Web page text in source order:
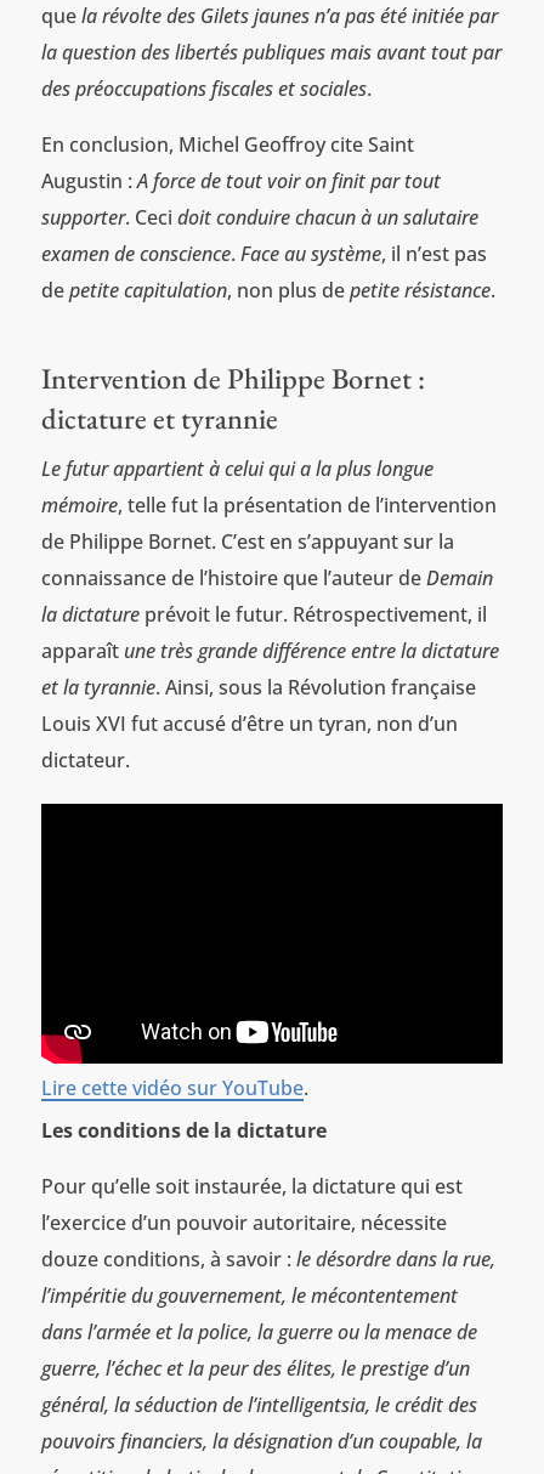
quela révolte des Gilets jaunes n’a pas été initiée par
la question des libertés publiques mais avant tout par
des préoccupations fiscales et sociales.
En conclusion, Michel Geoffroy cite Saint
Augustin :A force de tout voir on finit par tout
supporter. Ceci doit conduire chacun à un salutaire
examen de conscience. Face au système, il n’est pas
depetite capitulation, non plus depetite résistance.
Intervention de Philippe Bornet :
dictature et tyrannie
Le futur appartient à celui qui a la plus longue
mémoire, telle fut la présentation de l’intervention
de Philippe Bornet. C’est en s’appuyant sur la
connaissance de l’histoire que l’auteur deDemain
la dictatureprévoit le futur. Rétrospectivement, il
apparaît une très grande différence entre la dictature
et la tyrannie. Ainsi, sous la Révolution française
Louis XVI fut accusé d’être un tyran, non d’un
dictateur.
Lire cette vidéo sur YouTube.
Les conditions de la dictature
Pour qu’elle soit instaurée, la dictature qui est
l’exercice d’un pouvoir autoritaire, nécessite
douze conditions, à savoir : le désordre dans la rue,
l’impéritie du gouvernement, le mécontentement
dans l’armée et la police, la guerre ou la menace de
guerre, l’échec et la peur des élites, le prestige d’un
général, la séduction de l’intelligentsia, le crédit des
pouvoirs financiers, la désignation d’un coupable, la